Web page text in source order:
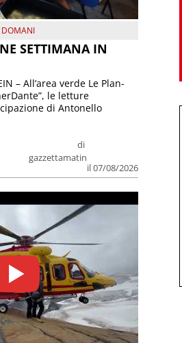
SETTIMANA IN
di
gazzettamatin
il 07/08/2026
– All’area verde Le Plan-
le letture
di Antonello